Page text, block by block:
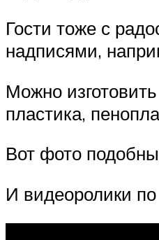
Гости тоже с
надписями,
Можно
пластика,
Вот фото
И видеоролики